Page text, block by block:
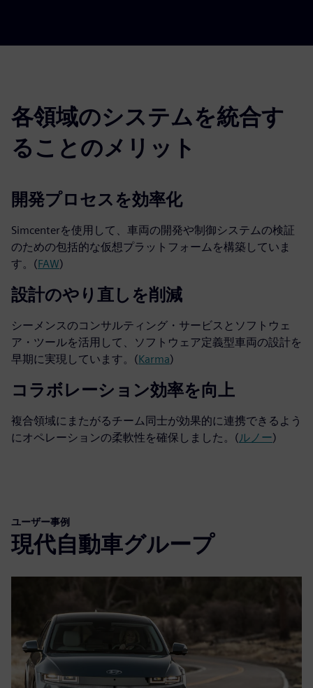
各領域のシステムを統合す
ることのメリット
開発プロセスを効率化
Simcenterを使用して、車両の開発や制御システムの検証
のための包括的な仮想プラットフォームを構築していま
す。(FAW)
設計のやり直しを削減
シーメンスのコンサルティング・サービスとソフトウェ
ア・ツールを活用して、ソフトウェア定義型車両の設計を
早期に実現しています。(Karma)
コラボレーション効率を向上
複合領域にまたがるチーム同士が効果的に連携できるよう
にオペレーションの柔軟性を確保しました。(ルノー)
ユーザー事例
現代自動車グループ